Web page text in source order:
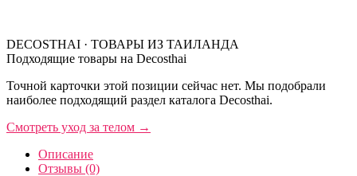
DECOSTHAI · ТОВАРЫ ИЗ ТАИЛАНДА
Подходящие товары на Decosthai
Точной карточки этой позиции сейчас нет. Мы подобрали
наиболее подходящий раздел каталога Decosthai.
Смотреть уход за телом →
Описание
Отзывы (0)